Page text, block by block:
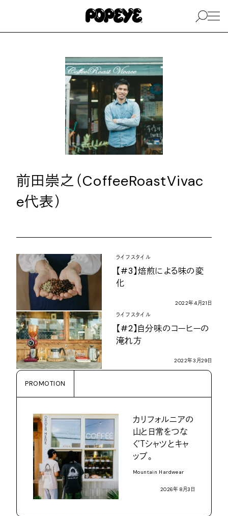
前田崇之（CoffeeRoastVivac
e代表）
ライフスタイル
【#3】焙煎による味の変
化
2022年4月21 日
ライフスタイル
【#2】自分味のコーヒーの
淹れ方
2022年3 月29日
PROMOTION
カリフォルニアの
山と日常をつな
ぐＴシャツとキャ
ップ。
Mountain Hardwear
2026年 8月3 日